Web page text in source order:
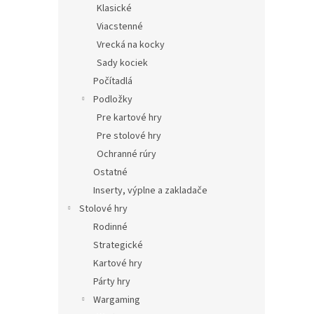
Klasické
Viacstenné
Vrecká na kocky
Sady kociek
Počítadlá
Podložky
Pre kartové hry
Pre stolové hry
Ochranné rúry
Ostatné
Inserty, výplne a zakladače
Stolové hry
Rodinné
Strategické
Kartové hry
Párty hry
Wargaming